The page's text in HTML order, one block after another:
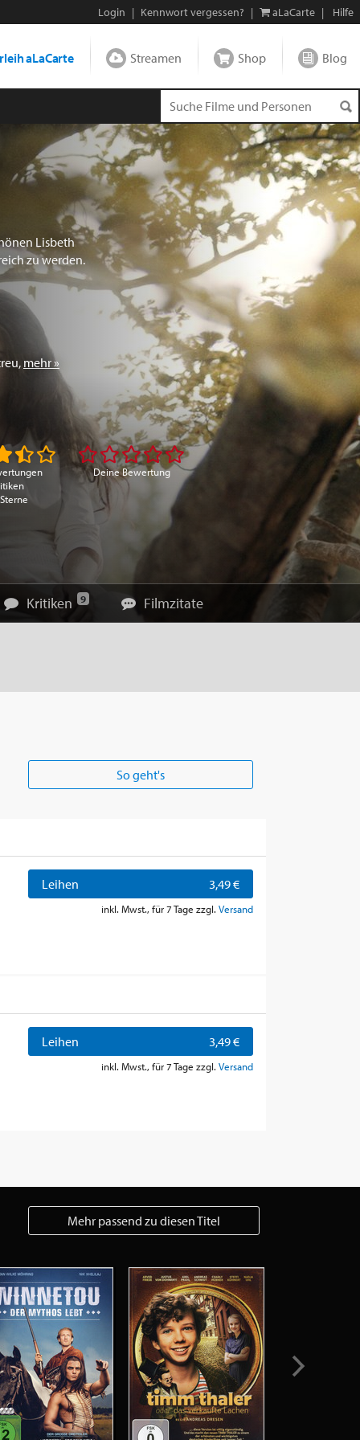
Login | Kennwort vergessen? | aLaCarte | Hilfe
aLaCarte Streamen Shop Blog
Lisbeth
zu werden.
, mehr »
Deine Bewertung
Kritiken 9 Filmzitate
So geht's
Leihen 3,49 €
inkl. Mwst., für 7 Tage zzgl. Versand
Leihen 3,49 €
inkl. Mwst., für 7 Tage zzgl. Versand
Mehr passend zu diesen Titel